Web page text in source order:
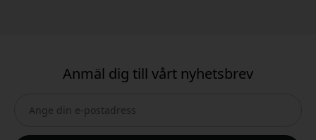
Anmäl dig till vårt nyhetsbrev